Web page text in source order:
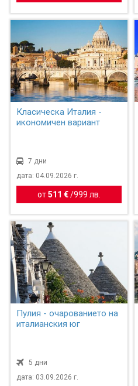
Класическа Италия -
икономичен вариант
7 дни
дата: 04.09.2026 г.
от511 € /999 лв.
Пулия - очарованието на
италианския юг
5 дни
дата: 03.09.2026 г.